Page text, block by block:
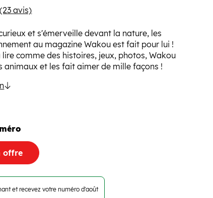
(23 avis)
et s'émerveille devant la nature, les
au magazine Wakou est fait pour lui !
comme des histoires, jeux, photos, Wakou
animaux et les fait aimer de mille façons !
offre
et recevez votre numéro d'août